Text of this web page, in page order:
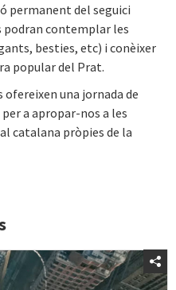
permanent del seguici
podran contemplar les
besties, etc) i conèixer
popular del Prat.
una jornada de
a apropar-nos a les
catalana pròpies de la